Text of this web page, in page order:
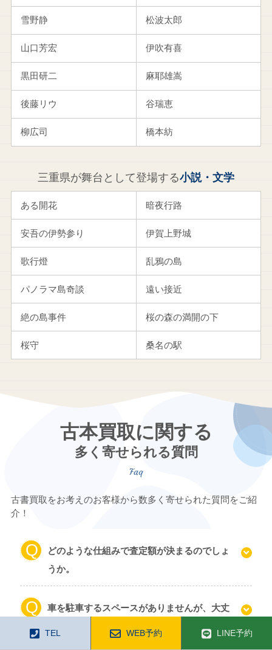
雪野静 松波太郎
山口芳宏 伊吹有喜
黒田研二 麻耶雄嵩
後藤リウ 谷瑞恵
柳広司 橋本紡
三重県が舞台として登場する小説・文学
ある開花 暗夜行路
安吾の伊勢参り 伊賀上野城
歌行燈 乱鴉の島
パノラマ島奇談 遠い接近
絶の島事件 桜の森の満開の下
桜守 桑名の駅
古本買取に関する
多く寄せられる質問
古書買取をお考えのお客様から数多く寄せられた質問をご紹
介！
どのような仕組みで査定額が決まるのでしょ
うか。
車を駐車するスペースがありませんが、大丈
TEL WEB予約 LINE予約